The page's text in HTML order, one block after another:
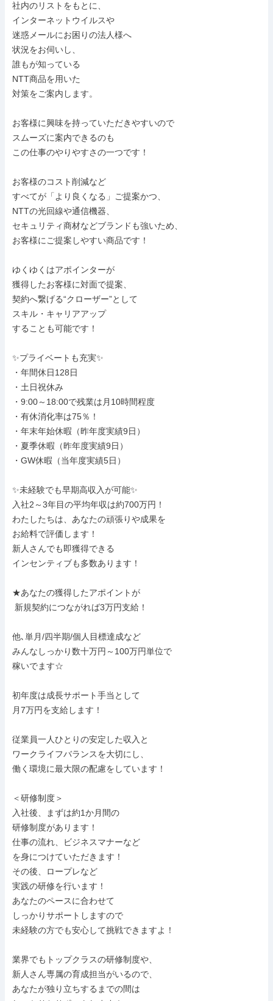
社内のリストをもとに、
インターネットウイルスや
迷惑メールにお困りの法人様へ
状況をお伺いし、
誰もが知っている
NTT商品を用いた
対策をご案内します。
お客様に興味を持っていただきやすいので
スムーズに案内できるのも
この仕事のやりやすさの一つです！
お客様のコスト削減など
すべてが「より良くなる」ご提案かつ、
NTTの光回線や通信機器、
セキュリティ商材などブランドも強いため、
お客様にご提案しやすい商品です！
ゆくゆくはアポインターが
獲得したお客様に対面で提案、
契約へ繋げる“クローザー”として
スキル・キャリアアップ
することも可能です！
✨プライベートも充実✨
・年間休日128日
・土日祝休み
・9:00～18:00で残業は月10時間程度
・有休消化率は75％！
・年末年始休暇（昨年度実績9日）
・夏季休暇（昨年度実績9日）
・GW休暇（当年度実績5日）
✨未経験でも早期高収入が可能✨
入社2～3年目の平均年収は約700万円！
わたしたちは、あなたの頑張りや成果を
お給料で評価します！
新人さんでも即獲得できる
インセンティブも多数あります！
★あなたの獲得したアポイントが
他､単月/四半期/個人目標達成など
みんなしっかり数十万円～100万円単位で
稼いでます☆
初年度は成長サポート手当として
月7万円を支給します！
従業員一人ひとりの安定した収入と
ワークライフバランスを大切にし、
働く環境に最大限の配慮をしています！
＜研修制度＞
入社後、まずは約1か月間の
研修制度があります！
仕事の流れ、ビジネスマナーなど
を身につけていただきます！
その後、ロープレなど
実践の研修を行います！
あなたのペースに合わせて
しっかりサポートしますので
未経験の方でも安心して挑戦できますよ！
業界でもトップクラスの研修制度や、
新人さん専属の育成担当がいるので、
あなたが独り立ちするまでの間は